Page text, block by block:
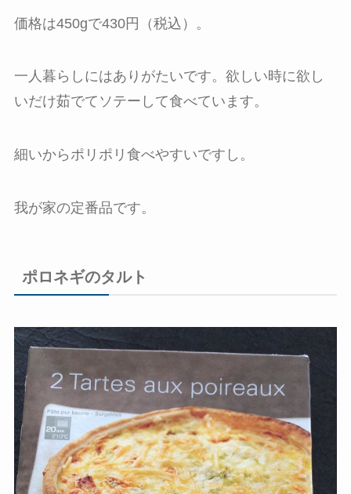
価格は450gで430円（税込）。
一人暮らしにはありがたいです。欲しい時に欲し
いだけ茹でてソテーして食べています。
細いからポリポリ食べやすいですし。
我が家の定番品です。
ポロネギのタルト